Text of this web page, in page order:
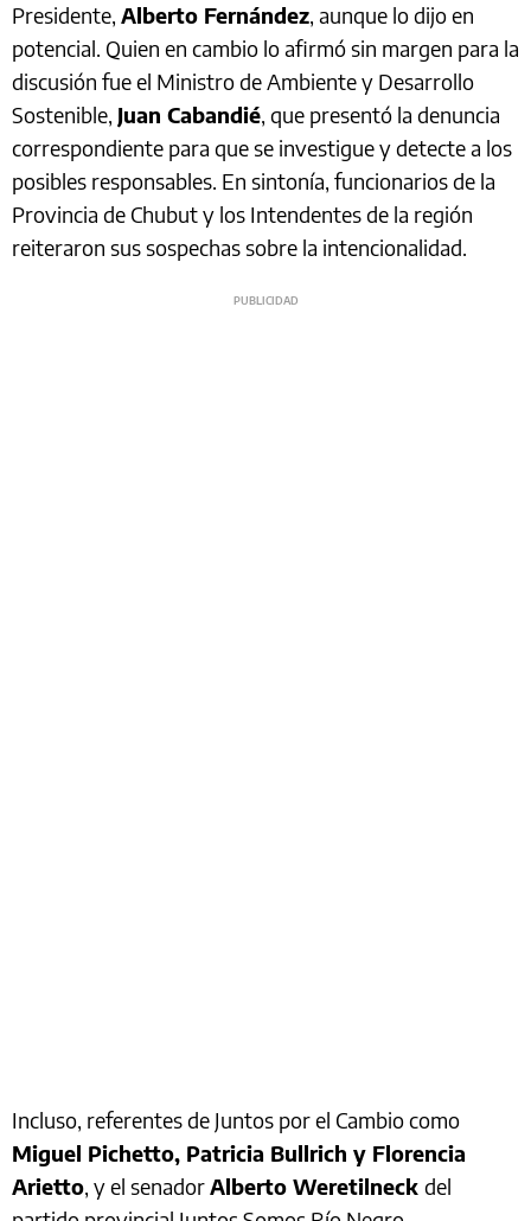
Presidente, Alberto Fernández, aunque lo dijo en
potencial. Quien en cambio lo afirmó sin margen para la
discusión fue el Ministro de Ambiente y Desarrollo
Sostenible, Juan Cabandié, que presentó la denuncia
correspondiente para que se investigue y detecte a los
posibles responsables. En sintonía, funcionarios de la
Provincia de Chubut y los Intendentes de la región
reiteraron sus sospechas sobre la intencionalidad.
Incluso, referentes de Juntos por el Cambio como
Miguel Pichetto, Patricia Bullrich y Florencia
Arietto, y el senadorAlberto Weretilneck del